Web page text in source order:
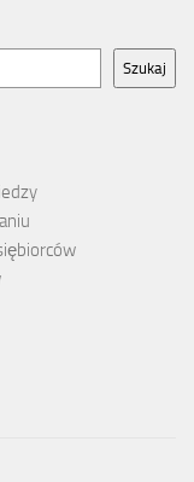
Szukaj